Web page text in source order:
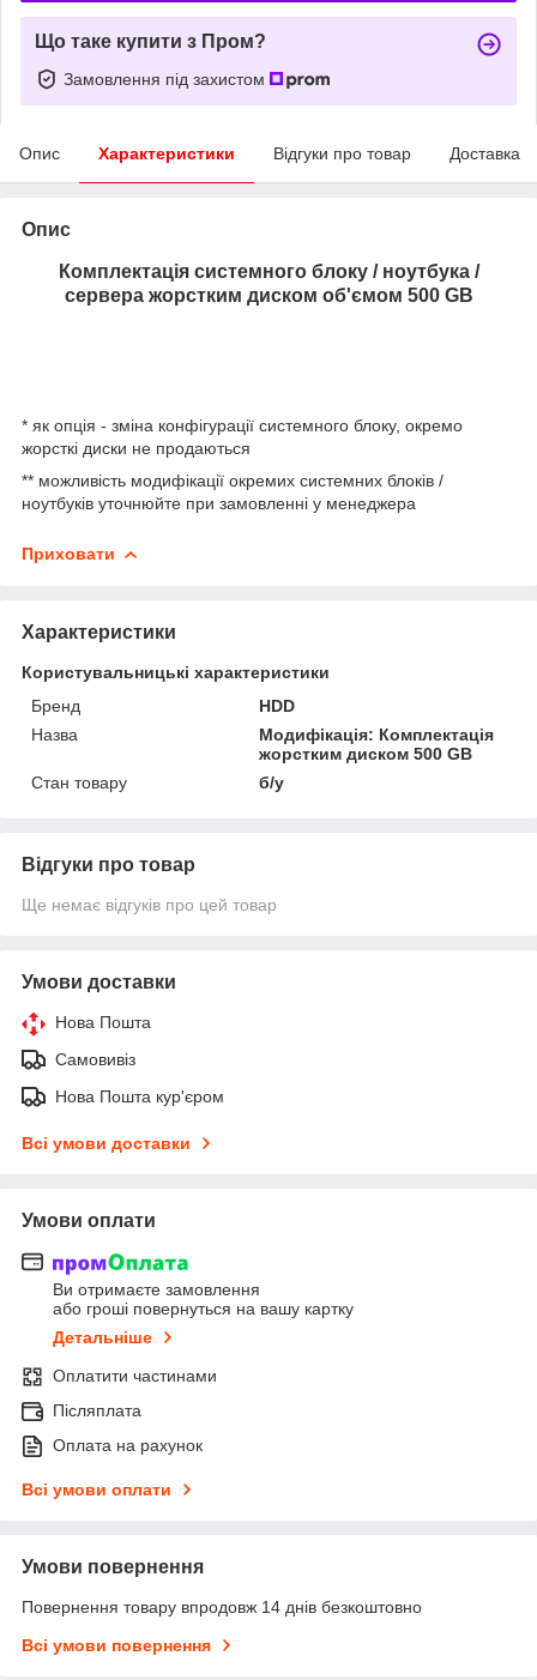
Що таке купити з Пром?
Замовлення під захистом
Опис Характеристики Відгуки про товар Доставка
Опис
Комплектація системного блоку / ноутбука /
сервера жорстким диском об'ємом 500 GB
* як опція - зміна конфігурації системного блоку, окремо
жорсткі диски не продаються
** можливість модифікації окремих системних блоків /
ноутбуків уточнюйте при замовленні у менеджера
Приховати
Характеристики
Користувальницькі характеристики
Бренд
HDD
Назва
Модифікація: Комплектація
жорстким диском 500 GB
Стан товару
б/у
Відгуки про товар
Ще немає відгуків про цей товар
Умови доставки
Нова Пошта
Самовивіз
Нова Пошта кур'єром
Всі умови доставки
Умови оплати
Ви отримаєте замовлення
або гроші повернуться на вашу картку
Детальніше
Оплатити частинами
Післяплата
Оплата на рахунок
Всі умови оплати
Умови повернення
Повернення товару впродовж 14 днів безкоштовно
Всі умови повернення